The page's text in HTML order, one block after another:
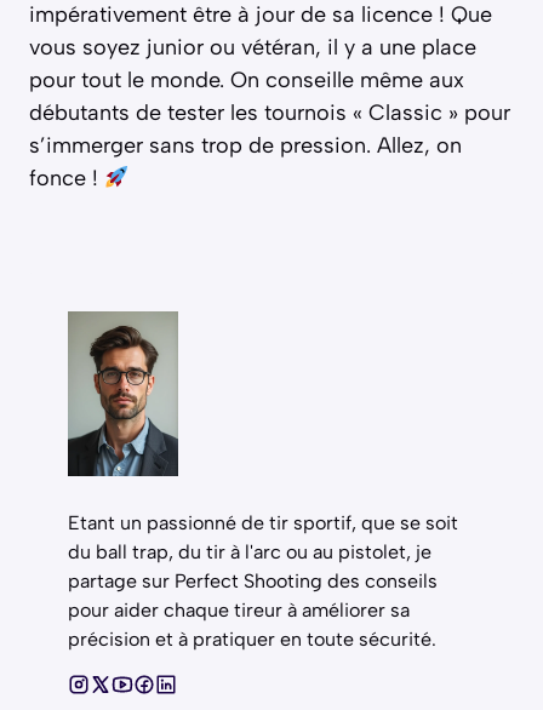
impérativement être à jour de sa licence ! Que
vous soyez junior ou vétéran, il y a une place
pour tout le monde. On conseille même aux
débutants de tester les tournois « Classic » pour
s’immerger sans trop de pression. Allez, on
fonce !
Etant un passionné de tir sportif, que se soit
du ball trap, du tir à l'arc ou au pistolet, je
partage sur Perfect Shooting des conseils
pour aider chaque tireur à améliorer sa
précision et à pratiquer en toute sécurité.